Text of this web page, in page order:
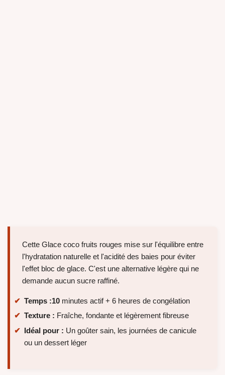
Cette Glace coco fruits rouges mise sur l'équilibre entre
l'hydratation naturelle et l'acidité des baies pour éviter
l'effet bloc de glace. C'est une alternative légère qui ne
demande aucun sucre raffiné.
Temps :10 minutes actif + 6 heures de congélation
Texture : Fraîche, fondante et légèrement fibreuse
Idéal pour : Un goûter sain, les journées de canicule
ou un dessert léger